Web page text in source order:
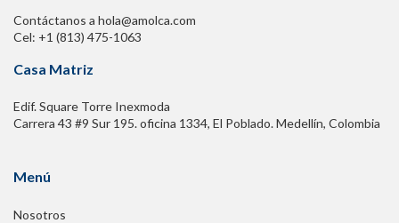
Contáctanos a hola@amolca.com
Cel: +1 (813) 475-1063
Casa Matriz
Edif. Square Torre Inexmoda
Carrera 43 #9 Sur 195. oficina 1334, El Poblado. Medellín, Colombia
Menú
Nosotros